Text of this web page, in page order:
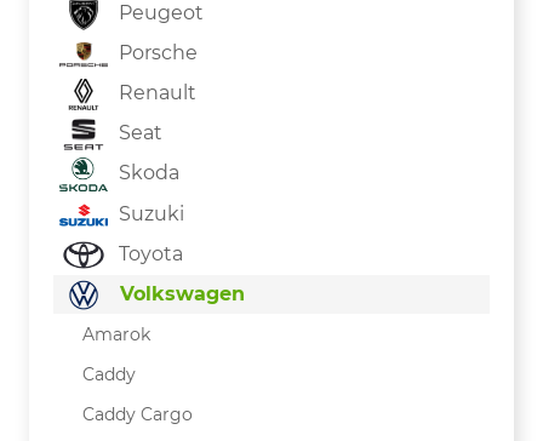
Peugeot
Porsche
Renault
Seat
Skoda
Suzuki
Toyota
Volkswagen
Amarok
Caddy
Caddy Cargo